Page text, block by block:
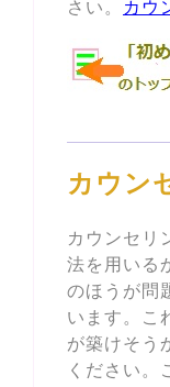
さい。
カウ
カウン
カウンセリ
法を用いる
のほうが問
います。こ
が築けそう
ください。